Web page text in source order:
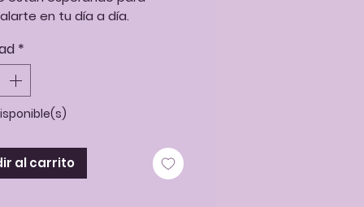
en tu día a día.
en metacrilato pintado
y barnizado con resina para
en ciertas partes.
de acero quirúrjico.
*
al carrito